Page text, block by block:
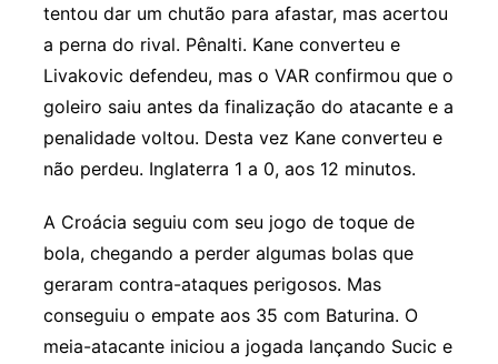
tentou dar um chutão para afastar, mas acertou
a perna do rival. Pênalti. Kane converteu e
Livakovic defendeu, mas o VAR confirmou que o
goleiro saiu antes da finalização do atacante e a
penalidade voltou. Desta vez Kane converteu e
não perdeu. Inglaterra 1 a 0, aos 12 minutos.
A Croácia seguiu com seu jogo de toque de
bola, chegando a perder algumas bolas que
geraram contra-ataques perigosos. Mas
conseguiu o empate aos 35 com Baturina. O
meia-atacante iniciou a jogada lançando Sucic e